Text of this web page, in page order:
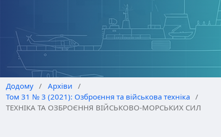
Додому / Архіви
/
Том 31 № 3 (2021): Озброєння та військова техніка /
ТЕХНІКА ТА ОЗБРОЄННЯ ВІЙСЬКОВО-МОРСЬКИХ СИЛ